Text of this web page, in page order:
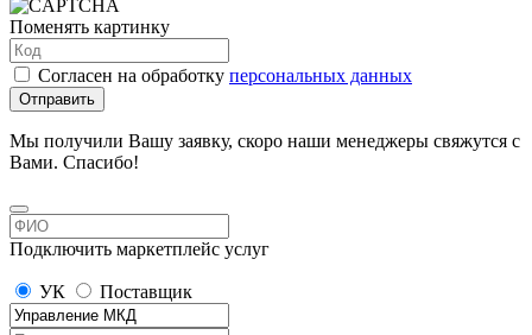
Поменять картинку
Согласен на обработку персональных данных
Отправить
Мы получили Вашу заявку, скоро наши менеджеры свяжутся с
Вами. Спасибо!
Подключить маркетплейс услуг
УК Поставщик